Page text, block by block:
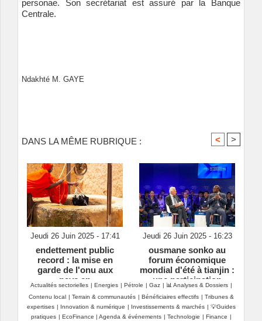
personae. Son secrétariat est assuré par la Banque
Centrale.
Ndakhté M. GAYE
DANS LA MÊME RUBRIQUE : < >
Jeudi 26 Juin 2025 - 17:41
endettement public
record : la mise en
garde de l'onu aux
pays en
développement
Jeudi 26 Juin 2025 - 16:23
ousmane sonko au
forum économique
mondial d'été à tianjin :
une participation
scrutée avec beaucoup
d'attention
Actualités sectorielles Energies Pétrole Gaz 📊 Analyses & Dossiers
Contenu local
Terrain & communautés Bénéficiaires effectifs
Tribunes &
expertises
Innovation & numérique Investissements & marchés
💡Guides
pratiques
EcoFinance Agenda & événements Technologie Finance